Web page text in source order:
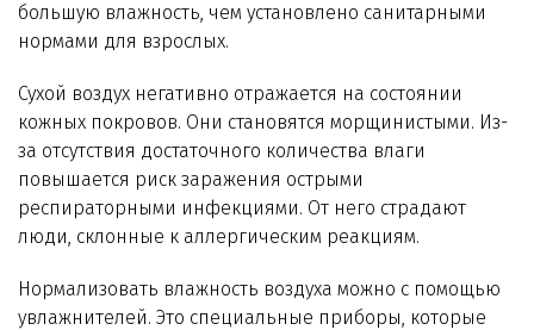
большую влажность, чем установлено санитарными
нормами для взрослых.
Сухой воздух негативно отражается на состоянии
кожных покровов. Они становятся морщинистыми. Из-
за отсутствия достаточного количества влаги
повышается риск заражения острыми
респираторными инфекциями. От него страдают
люди, склонные к аллергическим реакциям.
Нормализовать влажность воздуха можно с помощью
увлажнителей. Это специальные приборы, которые